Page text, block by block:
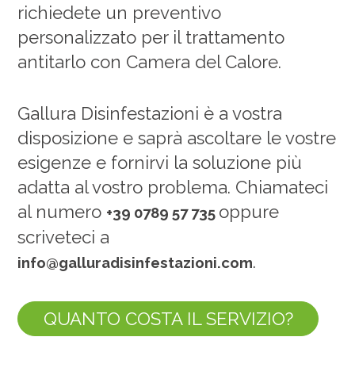
richiedete un preventivo
personalizzato per il trattamento
antitarlo con Camera del Calore.
Gallura Disinfestazioni è a vostra
disposizione e saprà ascoltare le vostre
esigenze e fornirvi la soluzione più
adatta al vostro problema. Chiamateci
al numero +39 0789 57 735 oppure
scriveteci a
info@galluradisinfestazioni.com.
QUANTO COSTA IL SERVIZIO?